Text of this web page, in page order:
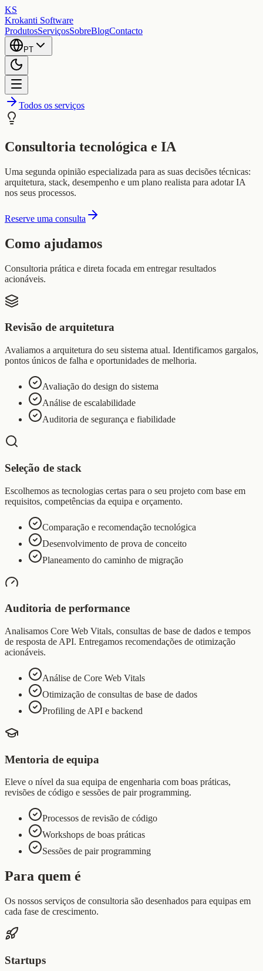
KS
Krokanti Software
ProdutosServiçosSobreBlogContacto
PT
Todos os serviços
Consultoria tecnológica e IA
Uma segunda opinião especializada para as suas decisões técnicas:
arquitetura, stack, desempenho e um plano realista para adotar IA
nos seus processos.
Reserve uma consulta
Como ajudamos
Consultoria prática e direta focada em entregar resultados
acionáveis.
Revisão de arquitetura
Avaliamos a arquitetura do seu sistema atual. Identificamos gargalos,
pontos únicos de falha e oportunidades de melhoria.
Avaliação do design do sistema
Análise de escalabilidade
Auditoria de segurança e fiabilidade
Seleção de stack
Escolhemos as tecnologias certas para o seu projeto com base em
requisitos, competências da equipa e orçamento.
Comparação e recomendação tecnológica
Desenvolvimento de prova de conceito
Planeamento do caminho de migração
Auditoria de performance
Analisamos Core Web Vitals, consultas de base de dados e tempos
de resposta de API. Entregamos recomendações de otimização
acionáveis.
Análise de Core Web Vitals
Otimização de consultas de base de dados
Profiling de API e backend
Mentoria de equipa
Eleve o nível da sua equipa de engenharia com boas práticas,
revisões de código e sessões de pair programming.
Processos de revisão de código
Workshops de boas práticas
Sessões de pair programming
Para quem é
Os nossos serviços de consultoria são desenhados para equipas em
cada fase de crescimento.
Startups